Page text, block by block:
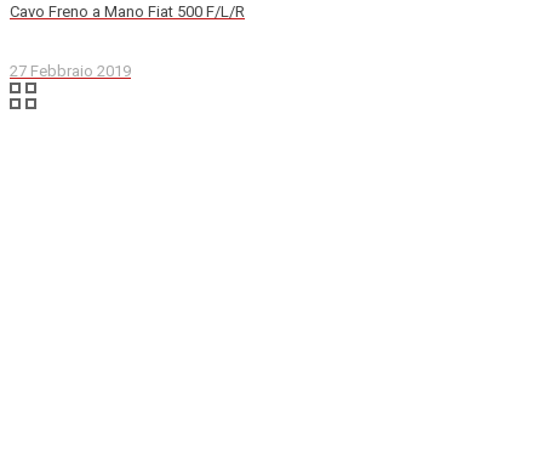
Cavo Freno a Mano Fiat 500 F/L/R
27 Febbraio 2019